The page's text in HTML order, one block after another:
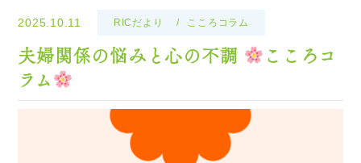
2025.10.11 RICだより こころコラム
夫婦関係の悩みと心の不調
こころコ
ラム